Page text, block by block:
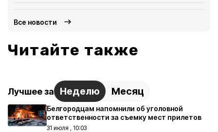
Все новости
Читайте также
Лучшее за Неделю Месяц
Белгородцам напомнили об уголовной
ответственности за съемку мест прилетов
31 июля , 10:03